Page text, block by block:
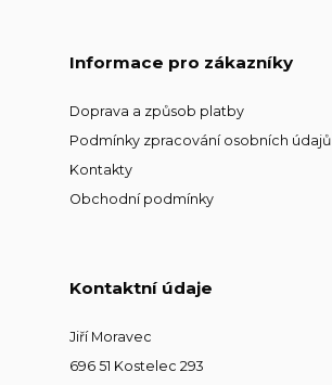
Informace pro zákazníky
Doprava a způsob platby
Podmínky zpracování osobních údajů
Kontakty
Obchodní podmínky
Kontaktní údaje
Jiří Moravec
696 51 Kostelec 293